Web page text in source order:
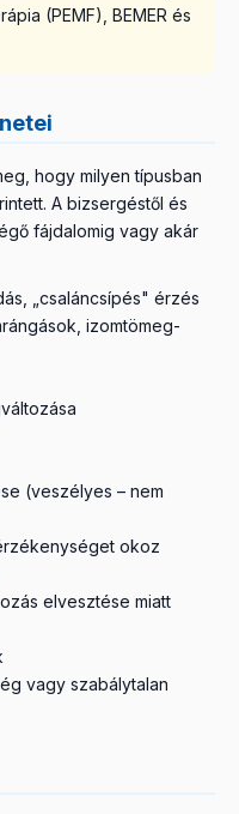
(PEMF), BEMER és
hogy milyen típusban
A bizsergéstől és
fájdalomig vagy akár
„csaláncsípés" érzés
izomtömeg-
(veszélyes – nem
okoz
elvesztése miatt
vagy szabálytalan